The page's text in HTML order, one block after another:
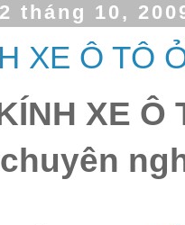
tháng 10,
XE Ô TÔ
XE Ô